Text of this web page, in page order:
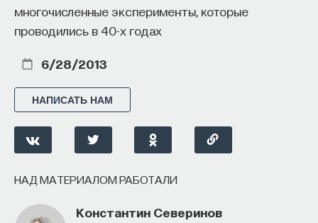
многочисленные эксперименты, которые
проводились в 40-х годах
6/28/2013
НАПИСАТЬ НАМ
НАД МАТЕРИАЛОМ РАБОТАЛИ
Константин Северинов